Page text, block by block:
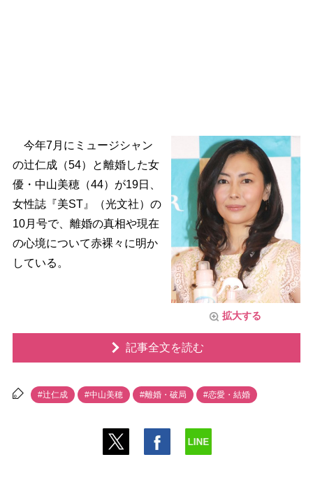
拡大する
今年7月にミュージシャン
の辻仁成（54）と離婚した女
優・中山美穂（44）が19日、
女性誌『美ST』（光文社）の
10月号で、離婚の真相や現在
の心境について赤裸々に明か
している。
記事全文を読む
#辻仁成 #中山美穂 #離婚・破局 #恋愛・結婚